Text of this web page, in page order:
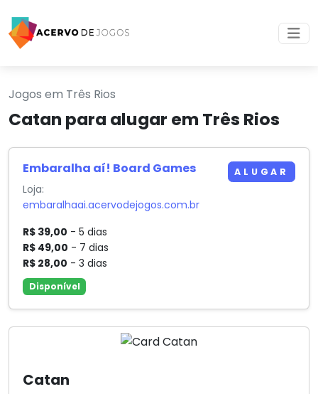
Jogos em Três Rios
Catan para alugar em Três Rios
Catan
Embaralha aí! Board Games
Loja:
embaralhaai.acervodejogos.com.br
R$ 39,00 - 5 dias
R$ 49,00 - 7 dias
R$ 28,00 - 3 dias
Disponível
ALUGAR